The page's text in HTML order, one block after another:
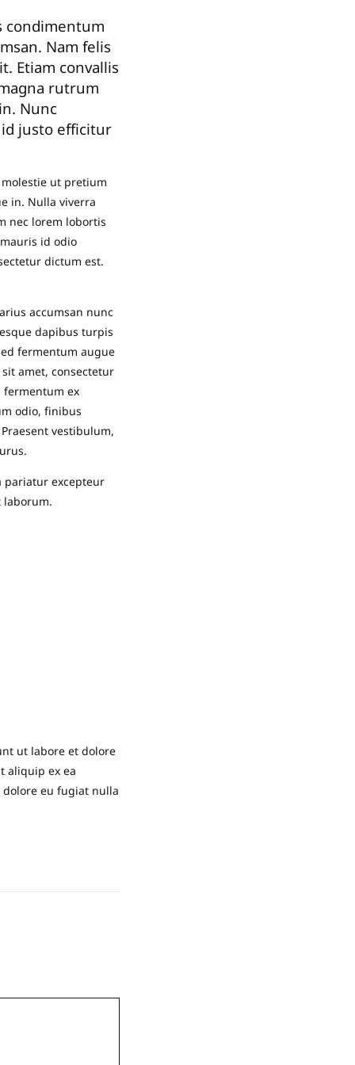
condimentum
Nam felis
Etiam convallis
rutrum
Nunc
justo efficitur
ut pretium
in. Nulla viverra
nec lorem lobortis
id odio
dictum est.
accumsan nunc
dapibus turpis
fermentum augue
amet, consectetur
fermentum ex
odio, finibus
vestibulum,
pariatur excepteur
ut labore et dolore
aliquip ex ea
eu fugiat nulla